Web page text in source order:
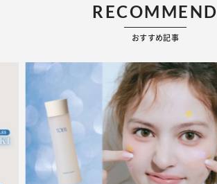
RECOMMEND
おすすめ記事